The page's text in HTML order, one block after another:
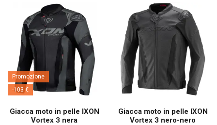
Promozione
-103 €
Giacca moto in pelle IXON
Vortex 3 nera
Giacca moto in pelle IXON
Vortex 3 nero-nero